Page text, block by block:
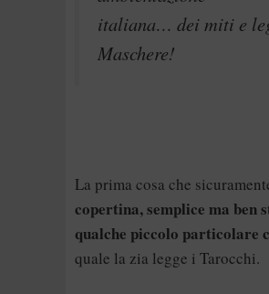
italiana… dei miti e
Maschere!
La prima cosa che
copertina, semplice ma ben
qualche piccolo particolare
quale la zia legge i Tarocchi.